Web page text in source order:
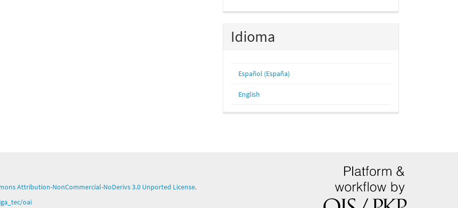
Idioma
Español (España)
English
Attribution-NonCommercial-NoDerivs 3.0 Unported License.
oai